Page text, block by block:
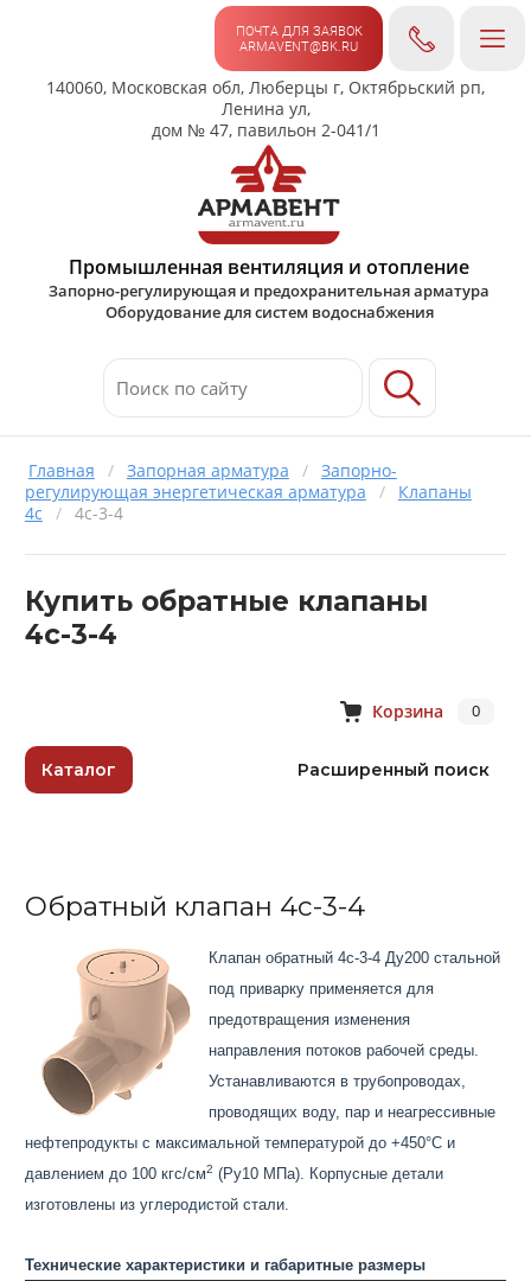
ПОЧТА ДЛЯ ЗАЯВОК
ARMAVENT@BK.RU
140060, Московская обл, Люберцы г, Октябрьский рп,
Ленина ул,
дом № 47, павильон 2-041/1
Промышленная вентиляция и отопление
Запорно-регулирующая и предохранительная арматура
Оборудование для систем водоснабжения
Главная / Запорная арматура / Запорно-
регулирующая энергетическая арматура
/
Клапаны
4с
/ 4с-3-4
Купить обратные клапаны
4с-3-4
Корзина 0
Каталог Расширенный поиск
Обратный клапан 4с-3-4
Клапан обратный 4с-3-4 Ду200 стальной
под приварку применяется для
предотвращения изменения
направления потоков рабочей среды.
Устанавливаются в трубопроводах,
проводящих воду, пар и неагрессивные
нефтепродукты с максимальной температурой до +450°С и
давлением до 100 кгс/см2 (Ру10 МПа). Корпусные детали
изготовлены из углеродистой стали.
Технические характеристики и габаритные размеры